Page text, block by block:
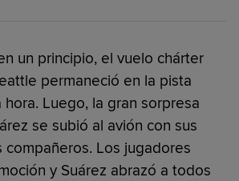
un principio, el vuelo chárter
permaneció en la pista
hora. Luego, la gran sorpresa
se subió al avión con sus
compañeros. Los jugadores
y Suárez abrazó a todos